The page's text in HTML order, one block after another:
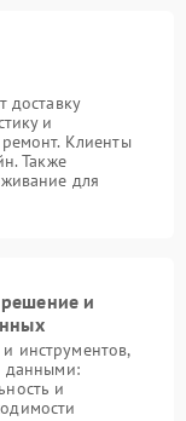
доставку
и
Клиенты
Также
для
и
инструментов,
данными:
и